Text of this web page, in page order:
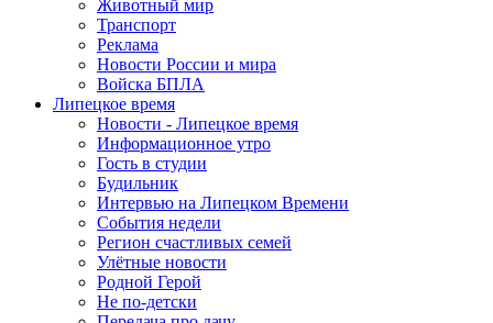
Животный мир
Транспорт
Реклама
Новости России и мира
Войска БПЛА
Липецкое время
Новости - Липецкое время
Информационное утро
Гость в студии
Будильник
Интервью на Липецком Времени
События недели
Регион счастливых семей
Улётные новости
Родной Герой
Не по-детски